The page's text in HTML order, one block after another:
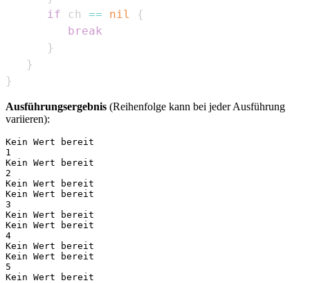
if ch == nil
{
break
}
}
}
Ausführungsergebnis (Reihenfolge kann bei jeder Ausführung
variieren):
Kein Wert bereit
1
Kein Wert bereit
2
Kein Wert bereit
Kein Wert bereit
3
Kein Wert bereit
Kein Wert bereit
4
Kein Wert bereit
Kein Wert bereit
5
Kein Wert bereit